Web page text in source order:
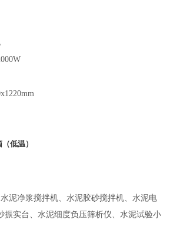
低温）
泥净浆搅拌机、水泥胶砂搅拌机、水泥电
振实台、水泥细度负压筛析仪、水泥试验小